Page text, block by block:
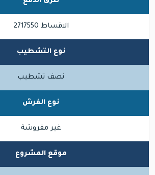
الاقساط 2717550
نوع التشطيب
نصف تشطيب
نوع الفرش
غير مفروشة
موقع المشروع